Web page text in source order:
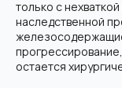
только с
наследственной
остается